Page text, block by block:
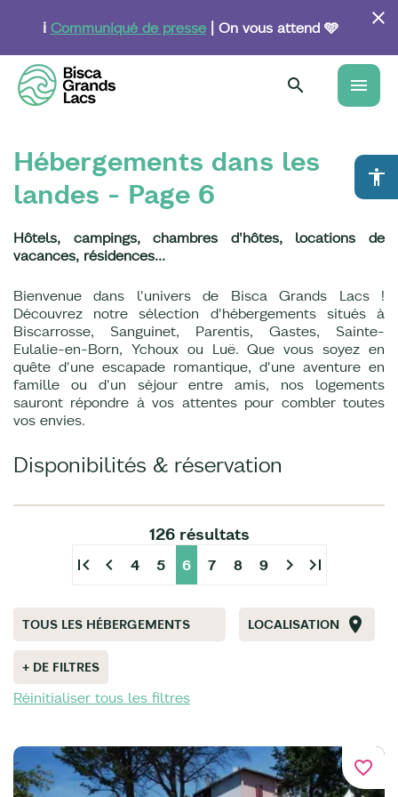
principal
ℹ️ Communiqué de presse| On vous attend 🩵
menu
accessibility
Hébergements dans les
landes - Page 6
Hôtels, campings, chambres d'hôtes, locations de
vacances, résidences...
Bienvenue dans l'univers de Bisca Grands Lacs !
Découvrez notre sélection d'hébergements situés à
Biscarrosse, Sanguinet, Parentis, Gastes, Sainte-
Eulalie-en-Born, Ychoux ou Luë. Que vous soyez en
quête d'une escapade romantique, d'une aventure en
famille ou d'un séjour entre amis, nos logements
sauront répondre à vos attentes pour combler toutes
vos envies.
Disponibilités & réservation
126 résultats
first_page chevron_left 4 5 6 7 8 9 chevron_right last_page
TOUS LES HÉBERGEMENTS LOCALISATION
+ DE FILTRES
Réinitialiser tous les filtres
favorite_border